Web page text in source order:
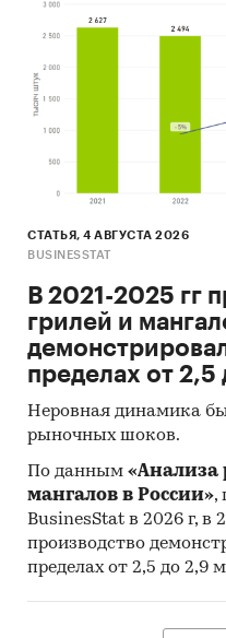
СТАТЬЯ, 4 АВГУСТА 2026
BUSINESSTAT
В 2021-2025 гг
грилей и
пределах от 2,5
Неровная динамика
рыночных шоков.
По данным «Анализа
мангалов в России»,
BusinesStat в 2026 г, в
производство
пределах от 2,5 до 2,9